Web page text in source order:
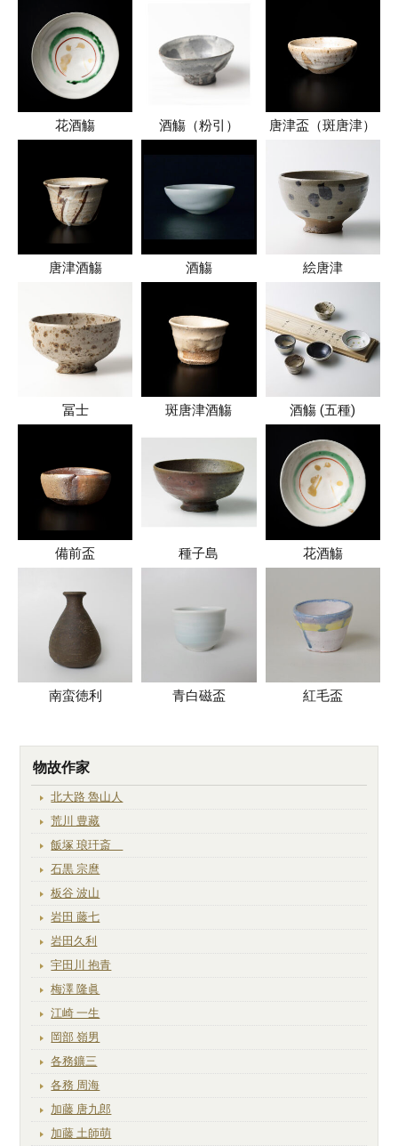
花酒觴 酒觴（粉引） 唐津盃（斑唐津）
唐津酒觴 酒觴 絵唐津
冨士 斑唐津酒觴 酒觴 (五種)
備前盃 種子島 花酒觴
南蛮徳利 青白磁盃 紅毛盃
物故作家
北大路 魯山人
荒川 豊藏
飯塚 琅玕斎
石黒 宗麿
板谷 波山
岩田 藤七
岩田久利
宇田川 抱青
梅澤 隆眞
江崎 一生
岡部 嶺男
各務鑛三
各務 周海
加藤 唐九郎
加藤 土師萌